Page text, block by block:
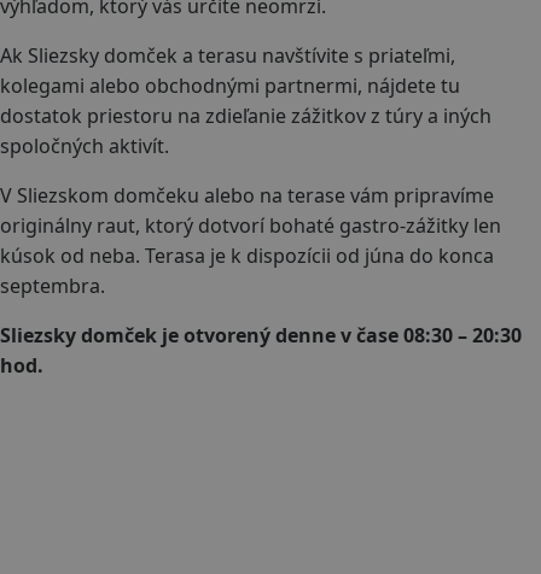
výhľadom, ktorý vás určite neomrzí.
Ak Sliezsky domček a terasu navštívite s priateľmi,
kolegami alebo obchodnými partnermi, nájdete tu
dostatok priestoru na zdieľanie zážitkov z túry a iných
spoločných aktivít.
V Sliezskom domčeku alebo na terase vám pripravíme
originálny raut, ktorý dotvorí bohaté gastro-zážitky len
kúsok od neba. Terasa je k dispozícii od júna do konca
septembra.
Sliezsky domček je otvorený denne v čase 08:30 – 20:30
hod.